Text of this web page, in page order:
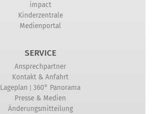
impact
Kinderzentrale
Medienportal
SERVICE
Ansprechpartner
Kontakt & Anfahrt
Lageplan | 360° Panorama
Presse & Medien
Änderungsmitteilung